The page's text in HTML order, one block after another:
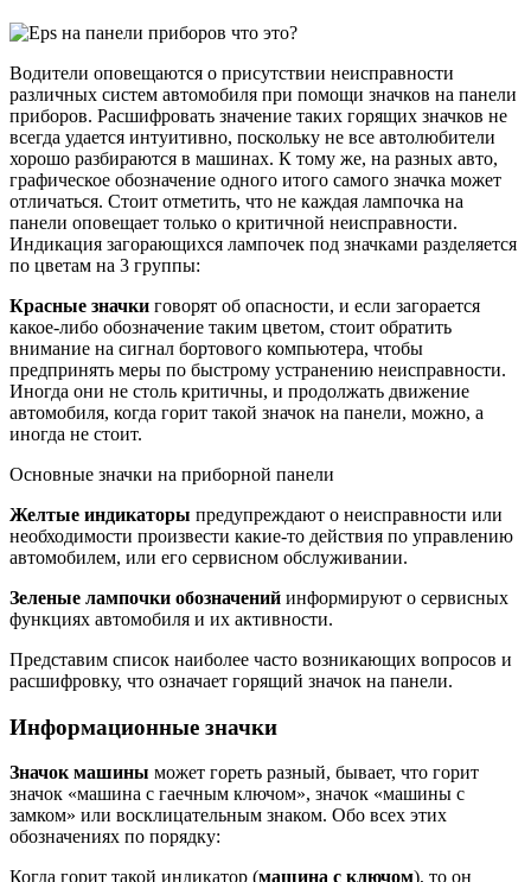
Водители оповещаются о присутствии неисправности
различных систем автомобиля при помощи значков на панели
приборов. Расшифровать значение таких горящих значков не
всегда удается интуитивно, поскольку не все автолюбители
хорошо разбираются в машинах. К тому же, на разных авто,
графическое обозначение одного итого самого значка может
отличаться. Стоит отметить, что не каждая лампочка на
панели оповещает только о критичной неисправности.
Индикация загорающихся лампочек под значками разделяется
по цветам на 3 группы:
Красные значки говорят об опасности, и если загорается
какое-либо обозначение таким цветом, стоит обратить
внимание на сигнал бортового компьютера, чтобы
предпринять меры по быстрому устранению неисправности.
Иногда они не столь критичны, и продолжать движение
автомобиля, когда горит такой значок на панели, можно, а
иногда не стоит.
Основные значки на приборной панели
Желтые индикаторы предупреждают о неисправности или
необходимости произвести какие-то действия по управлению
автомобилем, или его сервисном обслуживании.
Зеленые лампочки обозначений информируют о сервисных
функциях автомобиля и их активности.
Представим список наиболее часто возникающих вопросов и
расшифровку, что означает горящий значок на панели.
Информационные значки
Значок машины может гореть разный, бывает, что горит
значок «машина с гаечным ключом», значок «машины с
замком» или восклицательным знаком. Обо всех этих
обозначениях по порядку:
Когда горит такой индикатор (машина с ключом), то он